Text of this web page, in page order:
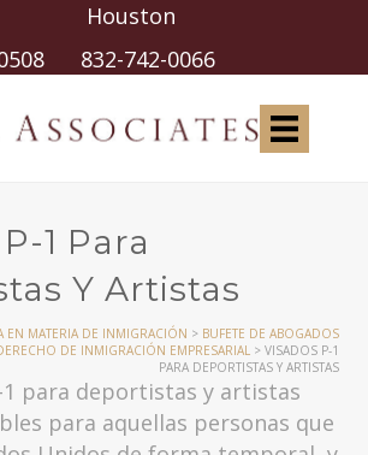
de herramientas
Houston
832-742-0066
1 Para
Y Artistas
EN MATERIA DE INMIGRACIÓN > BUFETE DE ABOGADOS
DE INMIGRACIÓN EMPRESARIAL > VISADOS P-1
PARA DEPORTISTAS Y ARTISTAS
1 para deportistas y artistas
para aquellas personas que